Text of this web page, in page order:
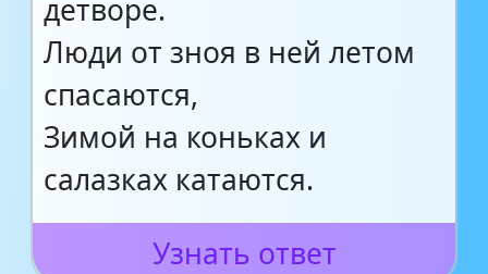
детворе.
Люди от зноя в ней летом
спасаются,
Зимой на коньках и
салазках катаются.
Узнать ответ